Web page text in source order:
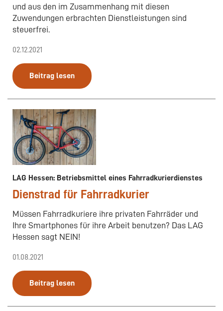
und aus den im Zusammenhang mit diesen
Zuwendungen erbrachten Dienstleistungen sind
steuerfrei.
02.12.2021
Beitrag lesen
LAG Hessen: Betriebsmittel eines Fahrradkurierdienstes
Dienstrad für Fahrradkurier
Müssen Fahrradkuriere ihre privaten Fahrräder und
Ihre Smartphones für ihre Arbeit benutzen? Das LAG
Hessen sagt NEIN!
01.08.2021
Beitrag lesen